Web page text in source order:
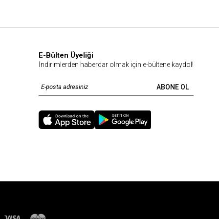
E-Bülten Üyeliği
İndirimlerden haberdar olmak için e-bültene kaydol!
ABONE OL